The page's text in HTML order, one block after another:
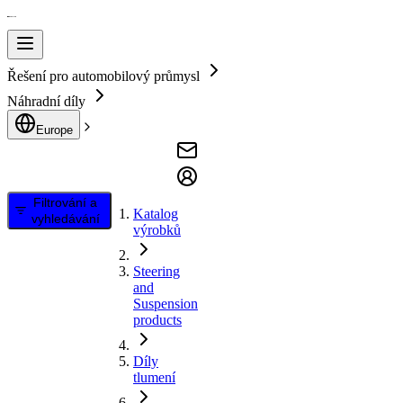
Řešení pro automobilový průmysl
Náhradní díly
Europe
Filtrování a
vyhledávání
Katalog
výrobků
Steering
and
Suspension
products
Díly
tlumení